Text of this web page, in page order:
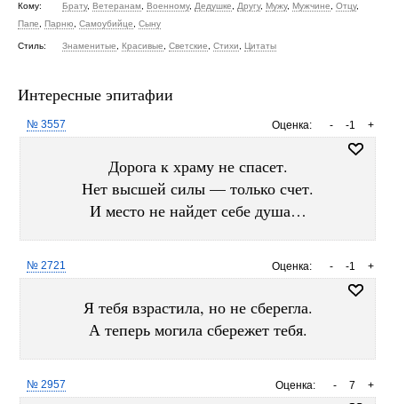
Кому: Брату, Ветеранам Военному, Дедушке Другу, Мужу, Мужчине Отцу,
Папе
Парню Самоубийце Сыну
Стиль: Знаменитые Красивые Светские Стихи Цитаты
Интересные эпитафии
Оценка: +
-1
-
№ 3557
Дорога к храму не спасет.
Нет высшей силы — только счет.
И место не найдет себе душа…
Оценка: +
-1
-
№ 2721
Я тебя взрастила, но не сберегла.
А теперь могила сбережет тебя.
Оценка: +
7
-
№ 2957